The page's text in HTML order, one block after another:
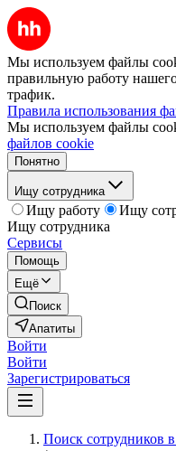
Мы используем файлы
правильную работу
трафик.
Правила использования
Мы используем файлы
файлов cookie
Понятно
Ищу сотрудника
Ищу работу
Ищу
Ищу сотрудника
Сервисы
Помощь
Ещё
Поиск
Апатиты
Войти
Войти
Зарегистрироваться
Поиск сотрудников